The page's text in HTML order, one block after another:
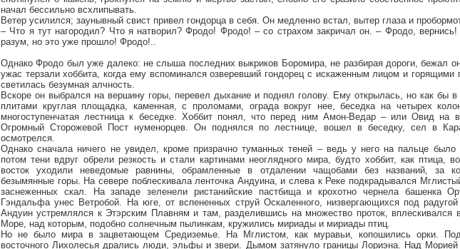
начал бессильно всхлипывать.
Ветер усилился; заунывный свист привел гондорца в себя. Он медленно встал, вытер глаза и
– Что я тут нагородил? Что я натворил? Фродо! Фродо! – со страхом закричал он. – Фродо,
разум, но это уже прошло! Фродо!..
Однако Фродо был уже далеко: не слыша последних выкриков Боромира, не разбирая дороги, бежал
ужас терзали хоббита, когда ему вспоминался озверевший гондорец с искаженным лицом и горящими
светилась безумная алчность.
Вскоре он выбрался на вершину горы, перевел дыхание и поднял голову. Ему открылась, но как бы
плитами круглая площадка, каменная, с проломами, ограда вокруг нее, беседка на четырех
многоступенчатая лестница к беседке. Хоббит понял, что перед ним Амон-Ведар – или Овид на
Огромный Сторожевой Пост нуменорцев. Он поднялся по лестнице, вошел в беседку, сел в
осмотрелся.
Однако сначала ничего не увидел, кроме призрачно туманных теней – ведь у него на пальце
потом тени вдруг обрели резкость и стали картинами неоглядного мира, будто хоббит, как птица,
восток уходили неведомые равнины, обрамленные в отдалении чащобами без названий, за
безымянные горы. На севере поблескивала ленточка Андуина, и слева к Реке подкрадывался
заснеженных скал. На западе зеленели ристанийские пастбища и крохотно чернела башенка
Гэндальфа унес Ветробой. На юге, от вспененных струй Оскаленного, низвергающихся под
Андуин устремлялся к Этэрским Плавням и там, разделившись на множество проток, вплескивался
Море, над которым, подобно солнечным пылинкам, кружились мириады и мириады птиц.
Но не было мира в зацветающем Средиземье. На Мглистом, как муравьи, копошились орки.
восточного Лихолесья дрались люди, эльфы и звери. Дымом затянуло границы Лориэна. Над Морией